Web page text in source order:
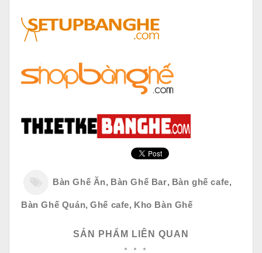
Bàn Ghế Ăn, Bàn Ghế Bar, Bàn ghế cafe,
Bàn Ghế Quán,Ghế cafe, Kho Bàn Ghế
SẢN PHẨM LIÊN QUAN